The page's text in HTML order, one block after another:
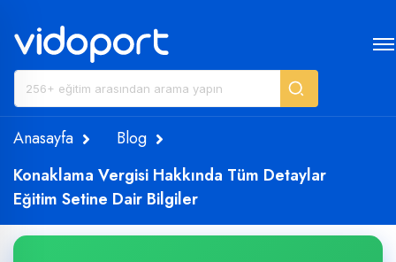
Anasayfa
Blog
Konaklama Vergisi Hakkında Tüm Detaylar
Eğitim Setine Dair Bilgiler